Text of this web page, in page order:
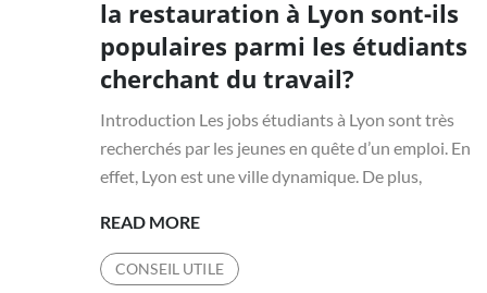
la restauration à Lyon sont-ils
populaires parmi les étudiants
cherchant du travail?
Introduction Les jobs étudiants à Lyon sont très
recherchés par les jeunes en quête d’un emploi. En
effet, Lyon est une ville dynamique. De plus,
READ MOREPOURQUOI
LES
JOBS
CONSEIL UTILE